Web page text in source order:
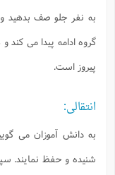
به نفر جلو صف بدهيد و
گروه ادامه پيدا مى كند
پيروز است.
انتقالى:
به دانش آموزان مى
شنيده و حفظ نمايند.